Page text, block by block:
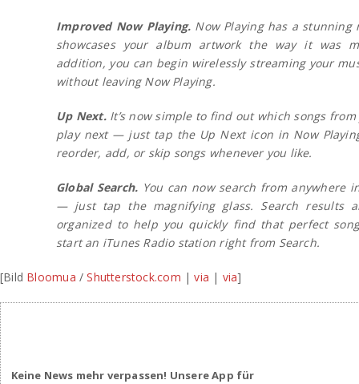
Improved Now Playing. Now Playing has a stunning
showcases your album artwork the way it was
addition, you can begin wirelessly streaming your
without leaving Now Playing.
Up Next.It’s now simple to find out which songs
play next — just tap the Up Next icon in Now
reorder, add, or skip songs whenever you like.
Global Search. You can now search from anywhere
— just tap the magnifying glass. Search results
organized to help you quickly find that perfect
start an iTunes Radio station right from Search.
[Bild Bloomua /Shutterstock.com |via | via]
Keine News mehr verpassen! Unsere App für